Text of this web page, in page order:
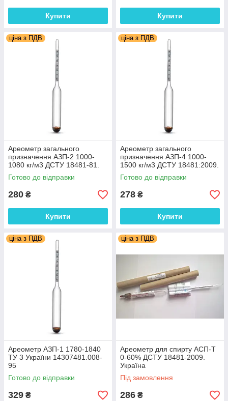
Купити Купити
ціна з ПДВ
Ареометр загального
призначення АЗП-2 1000-
1080 кг/м3 ДСТУ 18481-81.
Україна
Готово до відправки
280 ₴
Купити
ціна з ПДВ
Ареометр загального
призначення АЗП-4 1000-
1500 кг/м3 ДСТУ 18481:2009.
Україна
Готово до відправки
278 ₴
Купити
ціна з ПДВ
Ареометр АЗП-1 1780-1840
ТУ 3 України 14307481.008-
95
Готово до відправки
329 ₴
ціна з ПДВ
Ареометр для спирту АСП-Т
0-60% ДСТУ 18481-2009.
Україна
Під замовлення
286 ₴